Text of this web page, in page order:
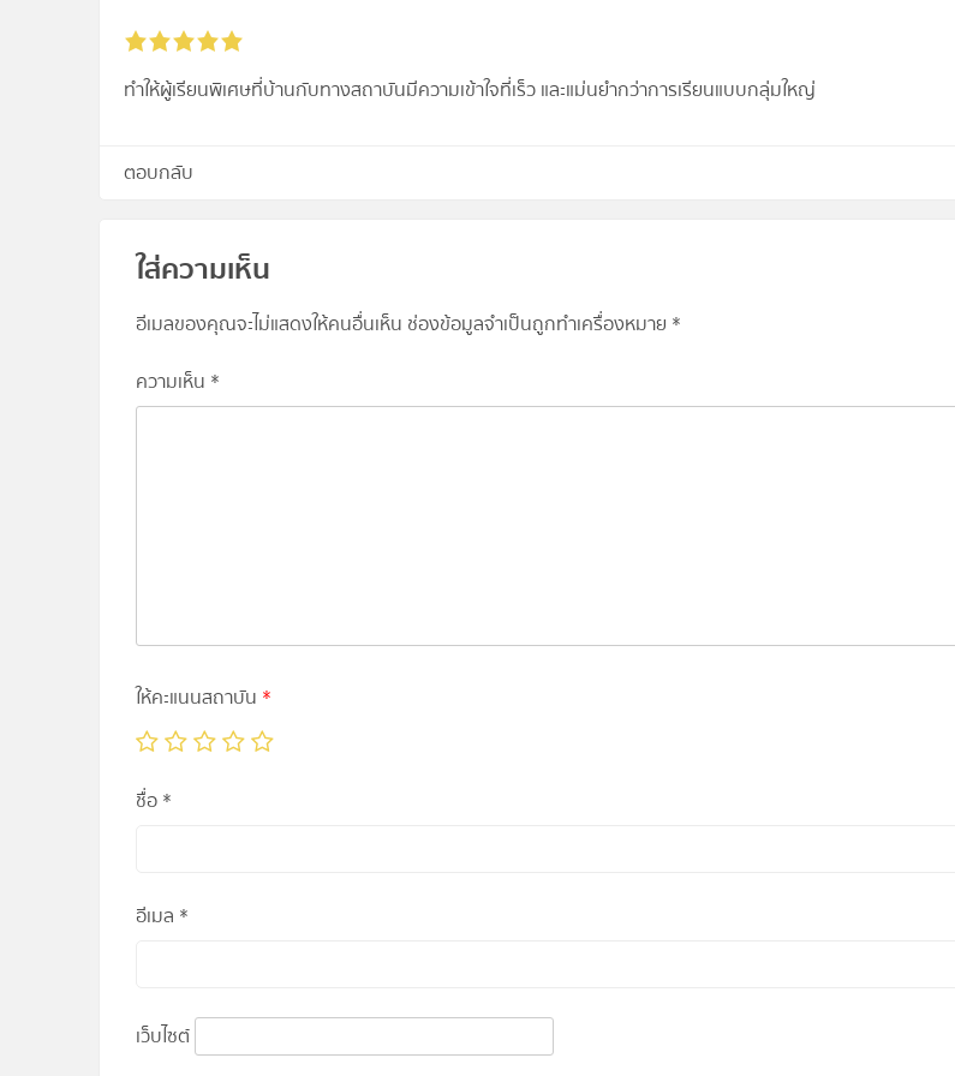
ทำให้ผู้เรียนพิเศษที่บ้านกับทางสถาบันมีความเข้าใจที่เร็ว และแม่นยำกว่าการเรียนแบบกลุ่มใหญ่
ตอบกลับ
ใส่ความเห็น
อีเมลของคุณจะไม่แสดงให้คนอื่นเห็น ช่องข้อมูลจำเป็นถูกทำเครื่องหมาย *
ความเห็น *
ให้คะแนนสถาบัน *
ชื่อ*
อีเมล *
เว็บไซต์